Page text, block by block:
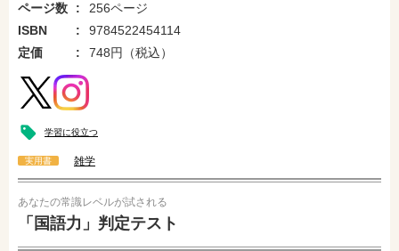
ページ数
256ページ
ISBN
9784522454114
定価
748円（税込）
学習に役立つ
実用書 雑学
あなたの常識レベルが試される
「国語力」判定テスト
amazonで購入